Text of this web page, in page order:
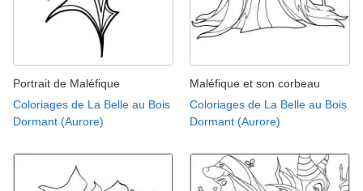
Portrait de Maléfique
Coloriages de La Belle au Bois
Dormant (Aurore)
Maléfique et son corbeau
Coloriages de La Belle au Bois
Dormant (Aurore)